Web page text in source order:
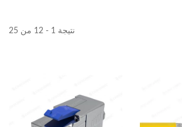
نتيجة 1 - 12 من 25